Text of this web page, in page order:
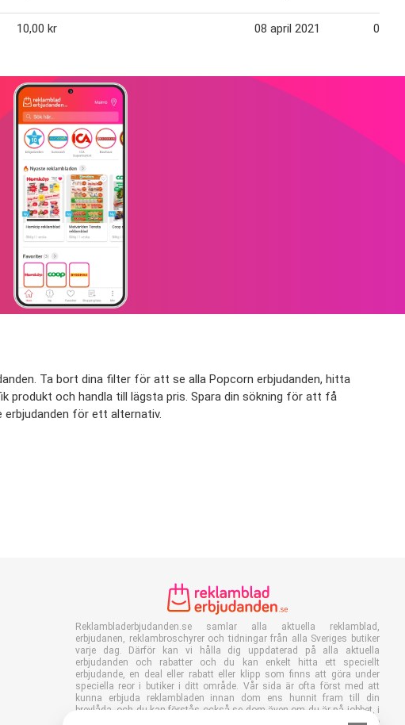
10,00 kr 08 april 2021 08
Ta bort dina filter för att se alla Popcorn erbjudanden, hitta
produkt och handla till lägsta pris. Spara din sökning för att få
erbjudanden för ett alternativ.
Reklambladerbjudanden.se samlar alla aktuella reklamblad,
erbjudanen, reklambroschyrer och tidningar från alla Sveriges butiker
varje dag. Därför kan vi hålla dig uppdaterad på alla aktuella
erbjudanden och rabatter och du kan enkelt hitta ett speciellt
erbjudande, en deal eller rabatt eller klipp som finns att göra under
speciella reor i butiker i ditt område. Vår sida är ofta först med att
kunna erbjuda reklambladen innan dom ens hunnit fram till din
brevlåda. och du kan förstås också se dom även om du är på jobbet, i
skolan eller står mitt i en butik. Lägg till Reklambladerbjudanden.se